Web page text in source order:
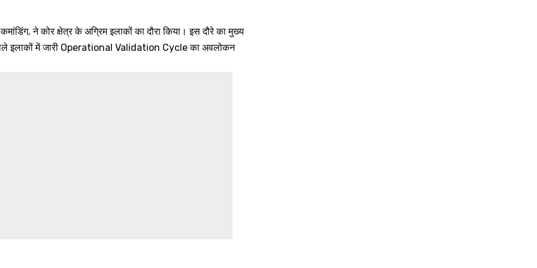
ने कोर क्षेत्र के अग्रिम इलाकों का दौरा किया। इस दौरे का मुख्य
इलाकों में जारी Operational Validation Cycle का अवलोकन